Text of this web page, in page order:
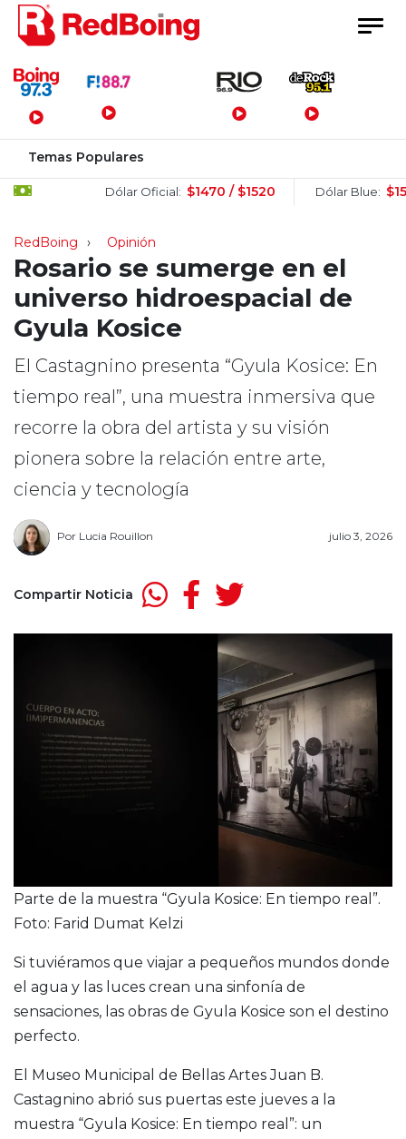
Menú Principal
Temas Populares
Dólar Oficial: $1470 / $1520 Dólar Blue: $1505 /
RedBoing Opinión
Rosario se sumerge en el
universo hidroespacial de
Gyula Kosice
El Castagnino presenta “Gyula Kosice: En
tiempo real”, una muestra inmersiva que
recorre la obra del artista y su visión
pionera sobre la relación entre arte,
ciencia y tecnología
Por Lucia Rouillon julio 3, 2026
Compartir Noticia
Parte de la muestra “Gyula Kosice: En tiempo real”.
Foto: Farid Dumat Kelzi
Si tuviéramos que viajar a pequeños mundos donde
el agua y las luces crean una sinfonía de
sensaciones, las obras de Gyula Kosice son el destino
perfecto.
El Museo Municipal de Bellas Artes Juan B.
Castagnino abrió sus puertas este jueves a la
muestra “Gyula Kosice: En tiempo real”: un